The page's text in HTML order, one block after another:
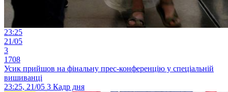
23:25
21/05
3
1708
Усик прийшов на фінальну прес-конференцію у спеціальній
вишиванці
23:25, 21/05 3 Кадр дня